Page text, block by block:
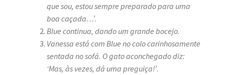
que sou, estou sempre preparado para uma
boa caçada…’.
Blue continua, dando um grande bocejo.
Vanessa está com Blue no colo carinhosamente
sentada no sofá. O gato aconchegado diz:
‘Mas, às vezes, dá uma preguiça!’.